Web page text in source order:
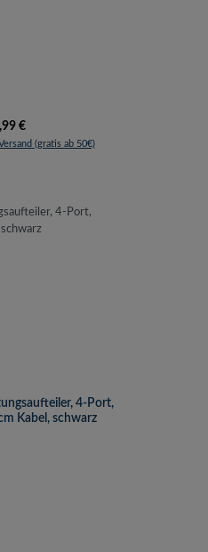
Preis:
€
(gratis ab 50€)
4-Port,
Kabel, schwarz